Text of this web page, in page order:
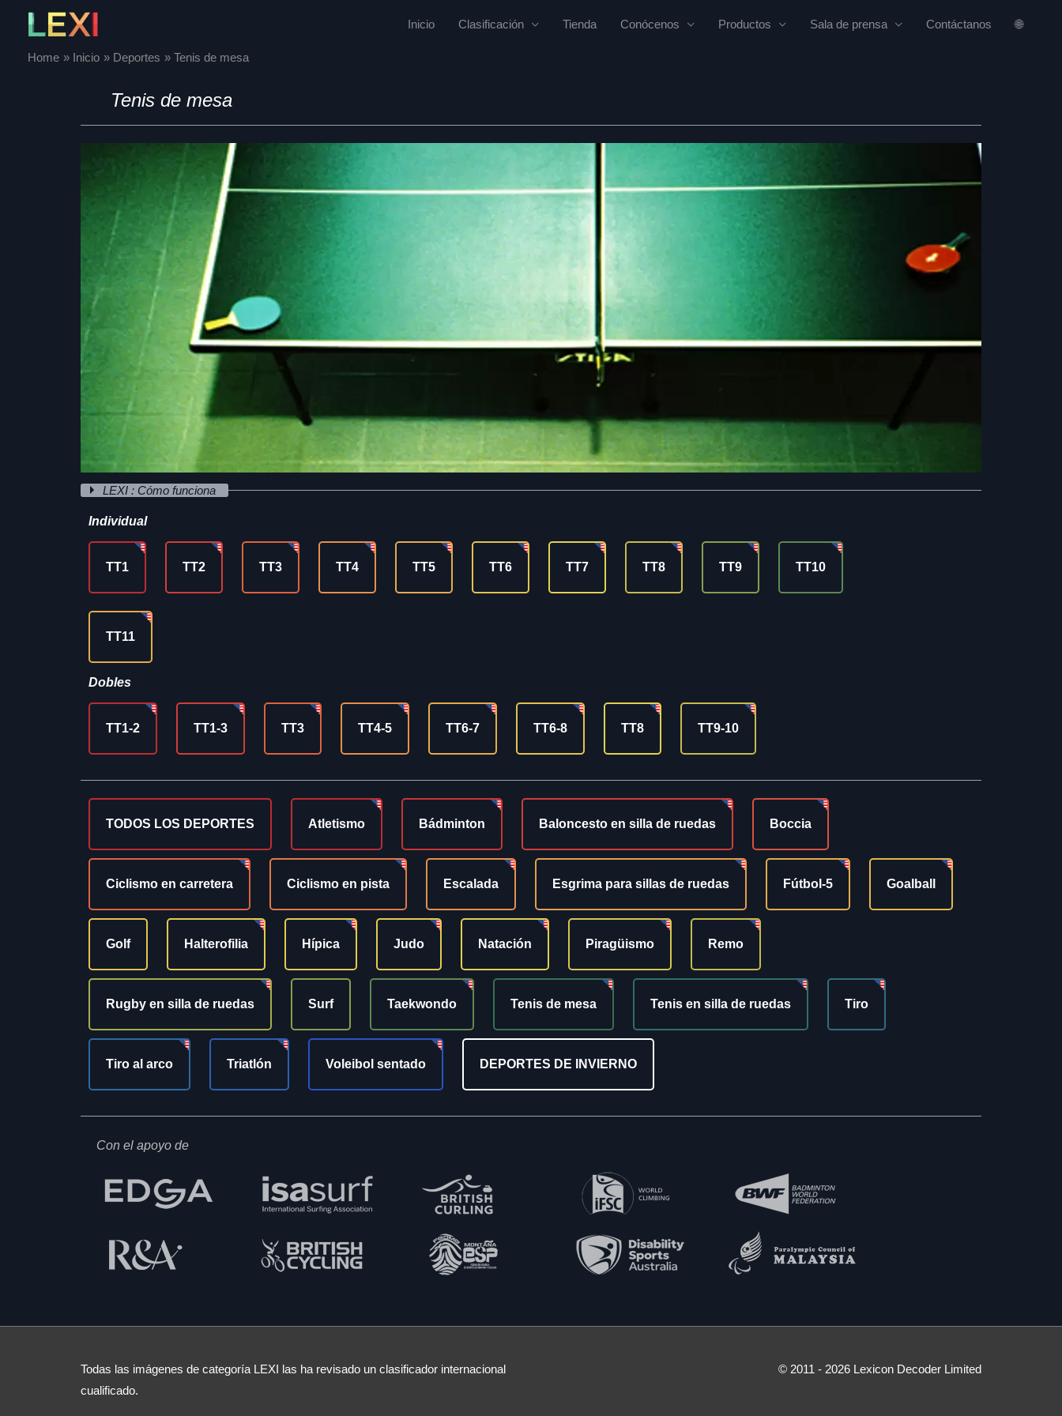
content
Inicio Clasificación Tienda Conócenos Productos Sala de prensa Contáctanos 🌐
Home Inicio Deportes Tenis de mesa
Tenis de mesa
LEXI : Cómo funciona
Individual
TT1 TT2 TT3 TT4 TT5 TT6 TT7 TT8 TT9 TT10
TT11
Dobles
TT1-2 TT1-3 TT3 TT4-5 TT6-7 TT6-8 TT8 TT9-10
TODOS LOS DEPORTES Atletismo Bádminton Baloncesto en silla de ruedas Boccia
Ciclismo en carretera Ciclismo en pista Escalada Esgrima para sillas de ruedas Fútbol-5 Goalball
Golf Halterofilia Hípica Judo Natación Piragüismo Remo
Rugby en silla de ruedas Surf Taekwondo Tenis de mesa Tenis en silla de ruedas Tiro
Tiro al arco Triatlón Voleibol sentado DEPORTES DE INVIERNO
Con el apoyo de
Todas las imágenes de categoría LEXI las ha revisado un clasificador internacional
cualificado.
© 2011 - 2026 Lexicon Decoder Limited